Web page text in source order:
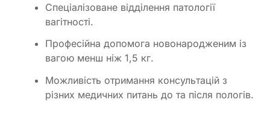
Спеціалізоване відділення патології
вагітності.
Професійна допомога новонародженим із
вагою менш ніж 1,5 кг.
Можливість отримання консультацій з
різних медичних питань до та після пологів.